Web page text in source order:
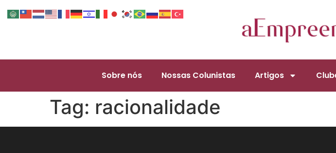
Sobre nós Nossas Colunistas Artigos
Tag: racionalidade